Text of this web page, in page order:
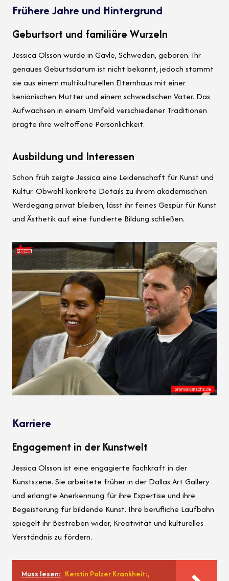
Frühere Jahre und Hintergrund
Geburtsort und familiäre Wurzeln
Jessica Olsson wurde in Gävle, Schweden, geboren. Ihr
genaues Geburtsdatum ist nicht bekannt, jedoch stammt
sie aus einem multikulturellen Elternhaus mit einer
kenianischen Mutter und einem schwedischen Vater. Das
Aufwachsen in einem Umfeld verschiedener Traditionen
prägte ihre weltoffene Persönlichkeit.
Ausbildung und Interessen
Schon früh zeigte Jessica eine Leidenschaft für Kunst und
Kultur. Obwohl konkrete Details zu ihrem akademischen
Werdegang privat bleiben, lässt ihr feines Gespür für Kunst
und Ästhetik auf eine fundierte Bildung schließen.
Karriere
Engagement in der Kunstwelt
Jessica Olsson ist eine engagierte Fachkraft in der
Kunstszene. Sie arbeitete früher in der Dallas Art Gallery
und erlangte Anerkennung für ihre Expertise und ihre
Begeisterung für bildende Kunst. Ihre berufliche Laufbahn
spiegelt ihr Bestreben wider, Kreativität und kulturelles
Verständnis zu fördern.
Muss lesen: Kerstin Palzer Krankheit:,